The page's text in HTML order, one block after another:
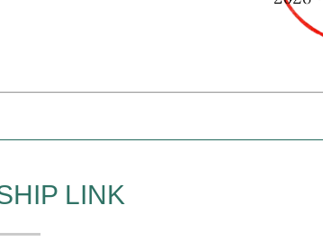
LINK